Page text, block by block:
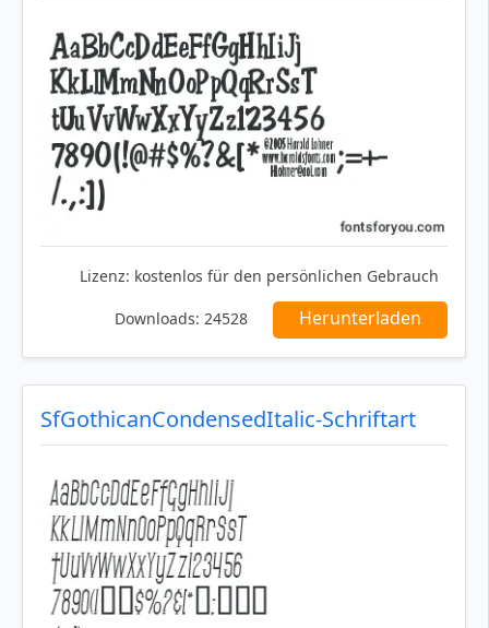
Lizenz: kostenlos für den persönlichen Gebrauch
Downloads: 24528 Herunterladen
SfGothicanCondensedItalic-Schriftart